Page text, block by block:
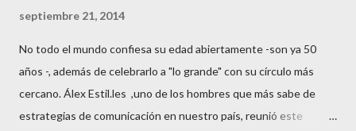
septiembre 21, 2014
No todo el mundo confiesa su edad abiertamente -son ya 50
años -, además de celebrarlo a "lo grande" con su círculo más
cercano. Álex Estil.les ,uno de los hombres que más sabe de
estrategias de comunicación en nuestro país, reunió este